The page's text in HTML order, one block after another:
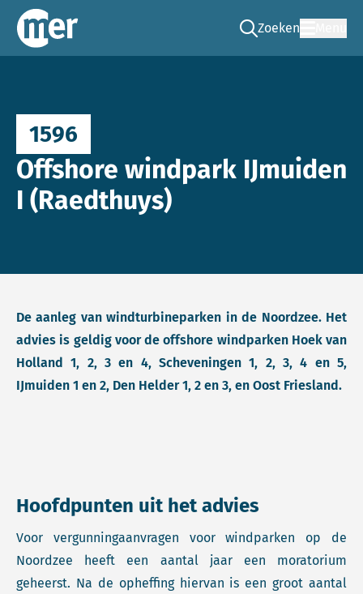
Commissie mer
Zoeken
Ga naar de zoek
1596
Offshore windpark IJmuiden
I (Raedthuys)
De aanleg van windturbineparken in de Noordzee. Het
advies is geldig voor de offshore windparken Hoek van
Holland 1, 2, 3 en 4, Scheveningen 1, 2, 3, 4 en 5,
IJmuiden 1 en 2, Den Helder 1, 2 en 3, en Oost Friesland.
Hoofdpunten uit het advies
Voor vergunningaanvragen voor windparken op de
Noordzee heeft een aantal jaar een moratorium
geheerst. Na de opheffing hiervan is een groot aantal